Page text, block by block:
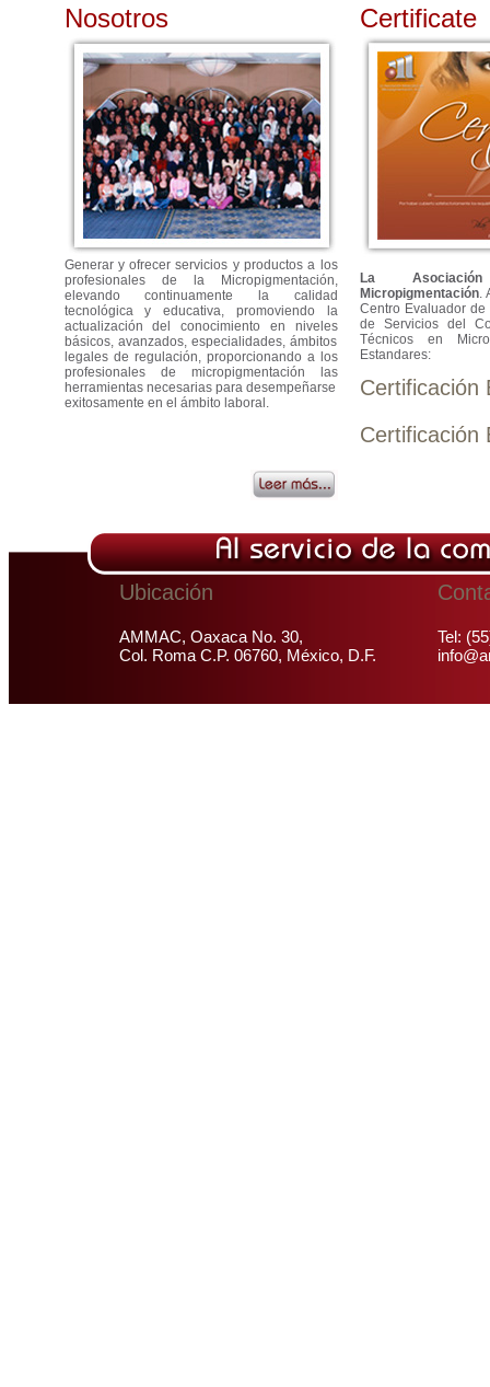
Nosotros Certificate
Generar y ofrecer servicios y productos a los
profesionales de la Micropigmentación,
elevando continuamente la calidad
tecnológica y educativa, promoviendo la
actualización del conocimiento en niveles
básicos, avanzados, especialidades, ámbitos
legales de regulación, proporcionando a los
profesionales de micropigmentación las
herramientas necesarias para desempeñarse
exitosamente en el ámbito laboral.
La
Micropigmentación.
Centro Evaluador
de Servicios del
Técnicos en
Estandares:
Certificación
Certificación
Ubicación
AMMAC, Oaxaca No. 30,
Col. Roma C.P. 06760, México, D.F.
Tel: